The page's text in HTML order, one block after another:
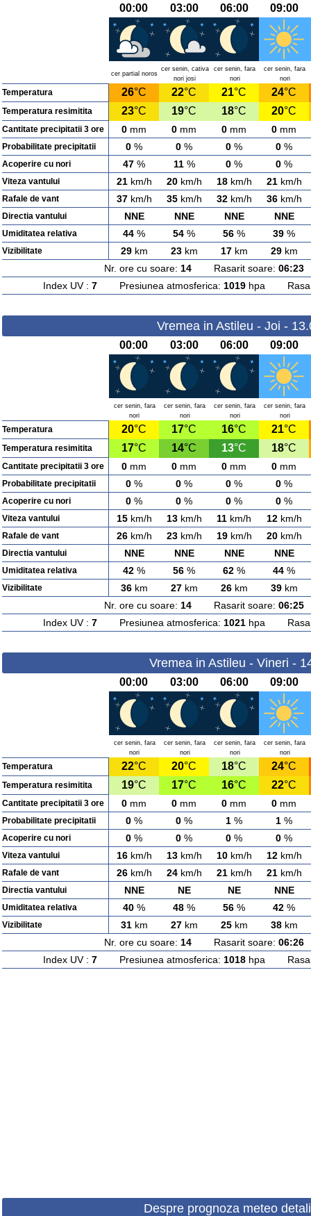
00:00 03:00 06:00 09:00
cer partial noros
cer senin, cativa
nori josi
cer senin, fara
nori
cer senin, fara
nori
Temperatura 26°C 22°C 21°C 24°C
Temperatura resimitita 23°C 19°C 18°C 20°C
Cantitate precipitatii 3 ore 0 mm 0 mm 0 mm 0 mm
Probabilitate precipitatii 0 % 0 % 0 % 0 %
Acoperire cu nori 47 % 11% 0 % 0 %
Viteza vantului 21km/h 20km/h 18km/h 21km/h
Rafale de vant 37km/h 35km/h 32km/h 36km/h
Directia vantului NNE NNE NNE NNE
Umiditatea relativa 44 % 54 % 56 % 39 %
Vizibilitate 29km 23km 17km 29km
Nr. ore cu soare: 14Rasarit soare: 06:23
Index UV : 7Presiunea atmosferica: 1019hpa
Vremea in Astileu - Joi -
00:00 03:00 06:00 09:00
cer senin, fara
nori
cer senin, fara
nori
cer senin, fara
nori
cer senin, fara
nori
Temperatura 20°C 17°C 16°C 21°C
Temperatura resimitita 17°C 14°C 13°C 18°C
Cantitate precipitatii 3 ore 0 mm 0 mm 0 mm 0 mm
Probabilitate precipitatii 0 % 0 % 0 % 0 %
Acoperire cu nori 0 % 0 % 0 % 0 %
Viteza vantului 15km/h 13km/h 11 km/h 12km/h
Rafale de vant 26km/h 23km/h 19km/h 20km/h
Directia vantului NNE NNE NNE NNE
Umiditatea relativa 42 % 56 % 62 % 44 %
Vizibilitate 36km 27km 26km 39km
Nr. ore cu soare: 14Rasarit soare: 06:25
Index UV : 7Presiunea atmosferica: 1021hpa
Vremea in Astileu - Vineri -
00:00 03:00 06:00 09:00
cer senin, fara
nori
cer senin, fara
nori
cer senin, fara
nori
cer senin, fara
nori
Temperatura 22°C 20°C 18°C 24°C
Temperatura resimitita 19°C 17°C 16°C 22°C
Cantitate precipitatii 3 ore 0 mm 0 mm 0 mm 0 mm
Probabilitate precipitatii 0 % 0 % 1 % 1 %
Acoperire cu nori 0 % 0 % 0 % 0 %
Viteza vantului 16km/h 13km/h 10km/h 12km/h
Rafale de vant 26km/h 24km/h 21km/h 21km/h
Directia vantului NNE NE NE NNE
Umiditatea relativa 40 % 48 % 56 % 42 %
Vizibilitate 31km 27km 25km 38km
Nr. ore cu soare: 14Rasarit soare: 06:26
Index UV : 7Presiunea atmosferica: 1018hpa
Despre prognoza meteo